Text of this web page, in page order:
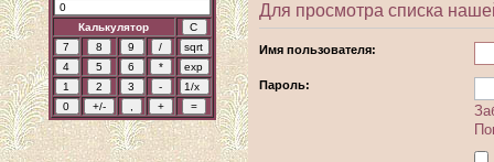
Калькулятор
Для просмотра списка
Имя пользователя:
Пароль: